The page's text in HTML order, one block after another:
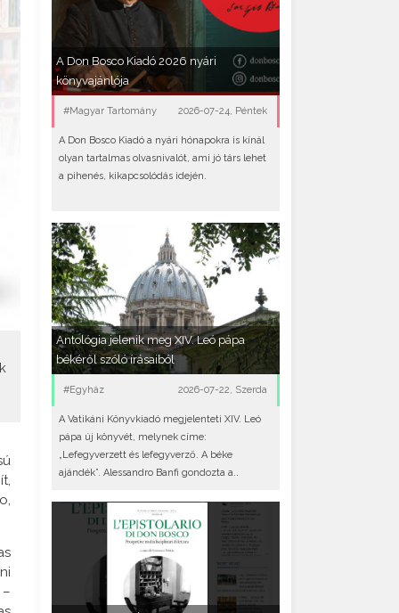
A Don Bosco Kiadó 2026 nyári
könyvajánlója
#Magyar Tartomány 2026-07-24, Péntek
A Don Bosco Kiadó a nyári hónapokra is kínál
olyan tartalmas olvasnivalót, ami jó társ lehet
a pihenés, kikapcsolódás idején.
Antológia jelenik meg XIV. Leó pápa
békéről szóló írásaiból
#Egyház 2026-07-22, Szerda
A Vatikáni Könyvkiadó megjelenteti XIV. Leó
pápa új könyvét, melynek címe:
„Lefegyverzett és lefegyverző. A béke
ajándék”. Alessandro Banfi gondozta a..